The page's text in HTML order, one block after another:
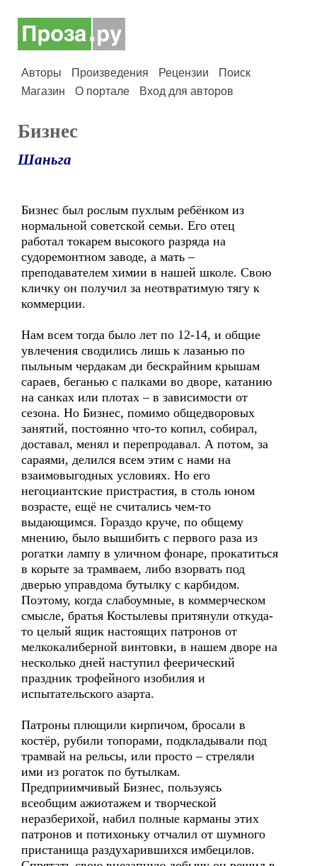
Авторы Произведения Рецензии
Поиск
Магазин
О портале Вход для авторов
Бизнес
Шаньга
Бизнес был рослым пухлым ребёнком из
нормальной советской семьи. Его отец
работал токарем высокого разряда на
судоремонтном заводе, а мать –
преподавателем химии в нашей школе. Свою
кличку он получил за неотвратимую тягу к
коммерции.
Нам всем тогда было лет по 12-14, и общие
увлечения сводились лишь к лазанью по
пыльным чердакам ди бескрайним крышам
сараев, беганью с палками во дворе, катанию
на санках или плотах – в зависимости от
сезона. Но Бизнес, помимо общедворовых
занятий, постоянно что-то копил, собирал,
доставал, менял и перепродавал. А потом, за
сараями, делился всем этим с нами на
взаимовыгодных условиях. Но его
негоциантские пристрастия, в столь юном
возрасте, ещё не считались чем-то
выдающимся. Гораздо круче, по общему
мнению, было вышибить с первого раза из
рогатки лампу в уличном фонаре, прокатиться
в корыте за трамваем, либо взорвать под
дверью управдома бутылку с карбидом.
Поэтому, когда слабоумные, в коммерческом
смысле, братья Костылевы притянули откуда-
то целый ящик настоящих патронов от
мелкокалиберной винтовки, в нашем дворе на
несколько дней наступил феерический
праздник трофейного изобилия и
испытательского азарта.
Патроны плющили кирпичом, бросали в
костёр, рубили топорами, подкладывали под
трамвай на рельсы, или просто – стреляли
ими из рогаток по бутылкам.
Предприимчивый Бизнес, пользуясь
всеобщим ажиотажем и творческой
неразберихой, набил полные карманы этих
патронов и потихоньку отчалил от шумного
пристанища раздухарившихся имбецилов.